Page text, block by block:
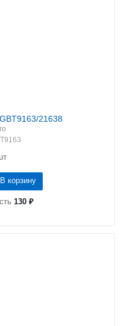
21638
В корзину
130 ₽